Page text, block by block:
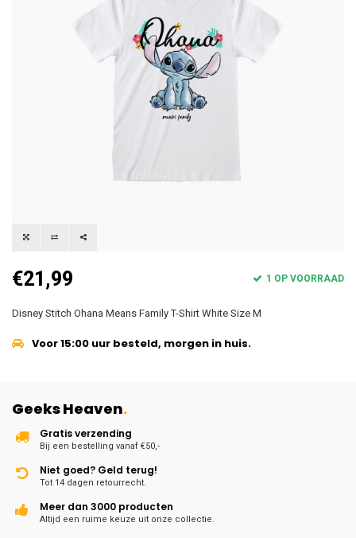
€21,99 1 OP VOORRAAD
Disney Stitch Ohana Means Family T-Shirt White Size M
Voor 15:00 uur besteld, morgen in huis.
Geeks Heaven.
Gratis verzending
Bij een bestelling vanaf €50,-
Niet goed? Geld terug!
Tot 14 dagen retourrecht.
Meer dan 3000 producten
Altijd een ruime keuze uit onze collectie.